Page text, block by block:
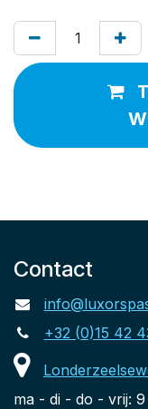
Contact
+32 (0)15 42
ma - di - do - vrij: